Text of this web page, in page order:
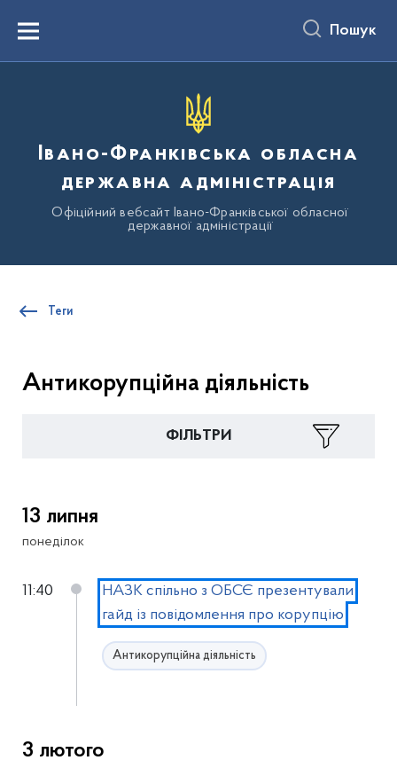
вмістуMenu Пошук
Івано-Франківська обласна
державна адміністрація
Офіційний вебсайт Івано-Франківської обласної
державної адміністрації
Теги
Антикорупційна діяльність
ФІЛЬТРИ
13 липня
понеділок
11:40
НАЗК спільно з ОБСЄ презентували
гайд із повідомлення про корупцію
Антикорупційна діяльність
3 лютого